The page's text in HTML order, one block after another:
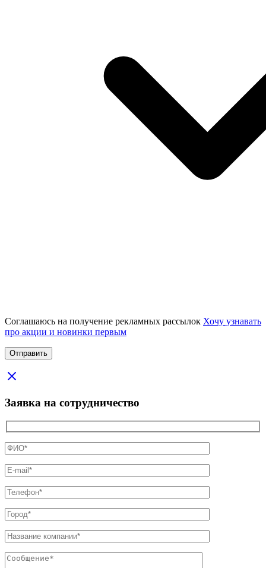
Соглашаюсь на получение рекламных рассылок Хочу узнавать
про акции и новинки первым
Заявка на сотрудничество